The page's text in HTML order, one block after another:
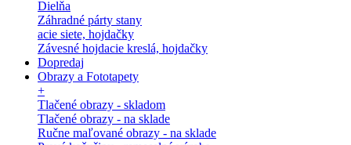
Dielňa
Záhradné párty stany
acie siete, hojdačky
Závesné hojdacie kreslá, hojdačky
Dopredaj
Obrazy a Fototapety
+
Tlačené obrazy - skladom
Tlačené obrazy - na sklade
Ručne maľované obrazy - na sklade